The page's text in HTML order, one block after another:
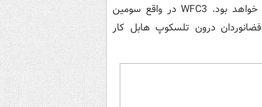
نقاط جهان باشد به دوربینی با قدرت زوم خارق‌العاده نیاز خواهد بود. WFC3 در واقع سومین
نسخه از این دوربین است که طی ماموریت سال 2009 فضانوردان درون تلسکوپ هابل کار